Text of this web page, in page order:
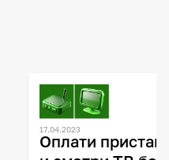
17.04.2023
Оплати